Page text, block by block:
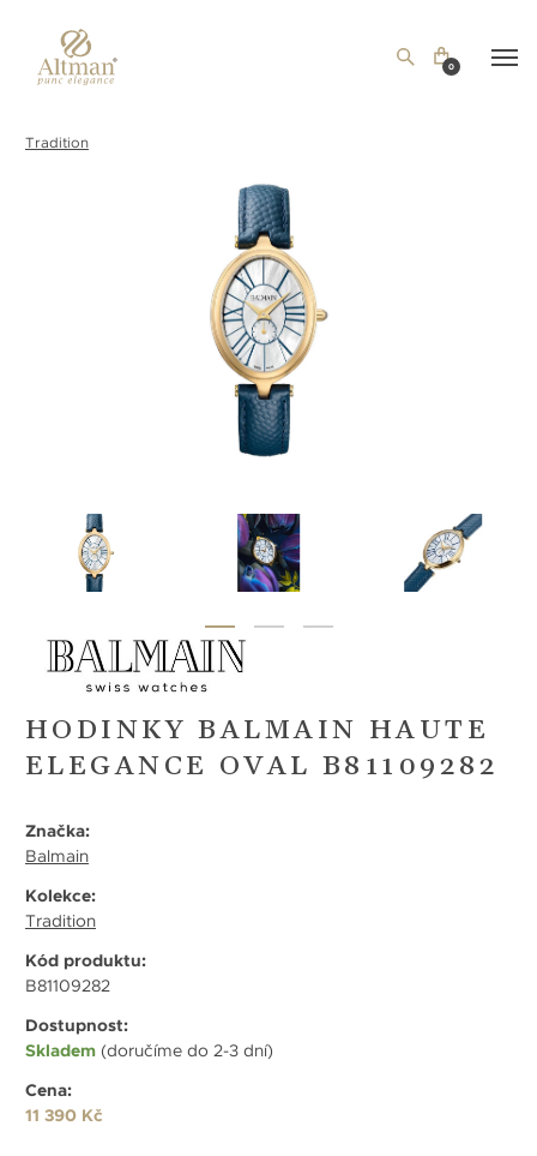
0
Tradition
HODINKY BALMAIN HAUTE
ELEGANCE OVAL B81109282
Značka:
Balmain
Kolekce:
Tradition
Kód produktu:
B81109282
Dostupnost:
Skladem (doručíme do 2-3 dní)
Cena:
11 390 Kč